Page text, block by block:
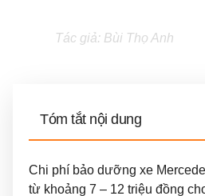
Tác giả: Bùi Thọ Anh
Tóm tắt nội dung
Chi phí bảo dưỡng xe
từ khoảng 7 – 12 triệu đồng